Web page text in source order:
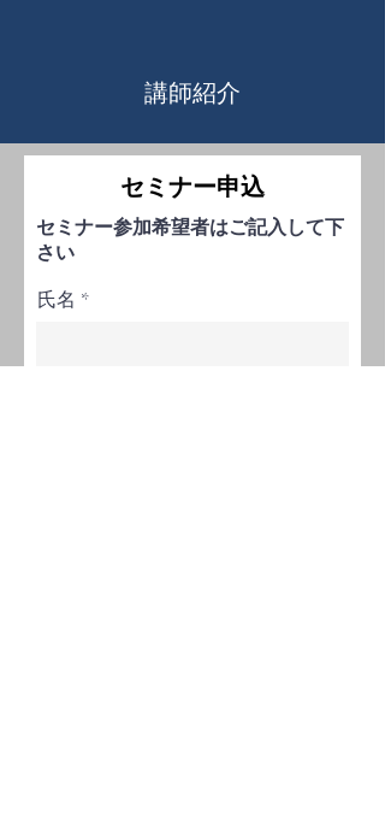
講師紹介
セミナー申込
セミナー参加希望者はご記入して下
さい
氏名